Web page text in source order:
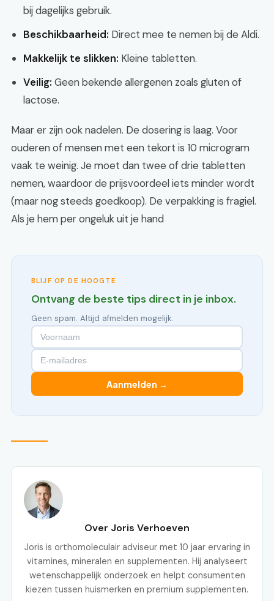
bij dagelijks gebruik.
Beschikbaarheid: Direct mee te nemen bij de Aldi.
Makkelijk te slikken: Kleine tabletten.
Veilig: Geen bekende allergenen zoals gluten of
lactose.
Maar er zijn ook nadelen. De dosering is laag. Voor
ouderen of mensen met een tekort is 10 microgram
vaak te weinig. Je moet dan twee of drie tabletten
nemen, waardoor de prijsvoordeel iets minder wordt
(maar nog steeds goedkoop). De verpakking is fragiel.
Als je hem per ongeluk uit je hand
BLIJF OP DE HOOGTE
Ontvang de beste tips direct in je inbox.
Geen spam. Altijd afmelden mogelijk.
Aanmelden →
Over Joris Verhoeven
Joris is orthomoleculair adviseur met 10 jaar ervaring in
vitamines, mineralen en supplementen. Hij analyseert
wetenschappelijk onderzoek en helpt consumenten
kiezen tussen huismerken en premium supplementen.